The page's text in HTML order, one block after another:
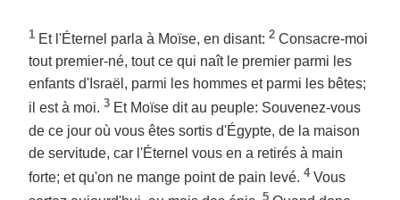
1 Et l'Éternel parla à Moïse, en disant: 2 Consacre-moi
tout premier-né, tout ce qui naît le premier parmi les
enfants d'Israël, parmi les hommes et parmi les bêtes;
il est à moi. 3 Et Moïse dit au peuple: Souvenez-vous
de ce jour où vous êtes sortis d'Égypte, de la maison
de servitude, car l'Éternel vous en a retirés à main
forte; et qu'on ne mange point de pain levé. 4 Vous
5